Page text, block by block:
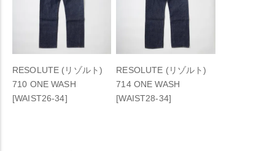
RESOLUTE (リゾルト)
710 ONE WASH
[WAIST26-34]
RESOLUTE (リゾルト)
714 ONE WASH
[WAIST28-34]